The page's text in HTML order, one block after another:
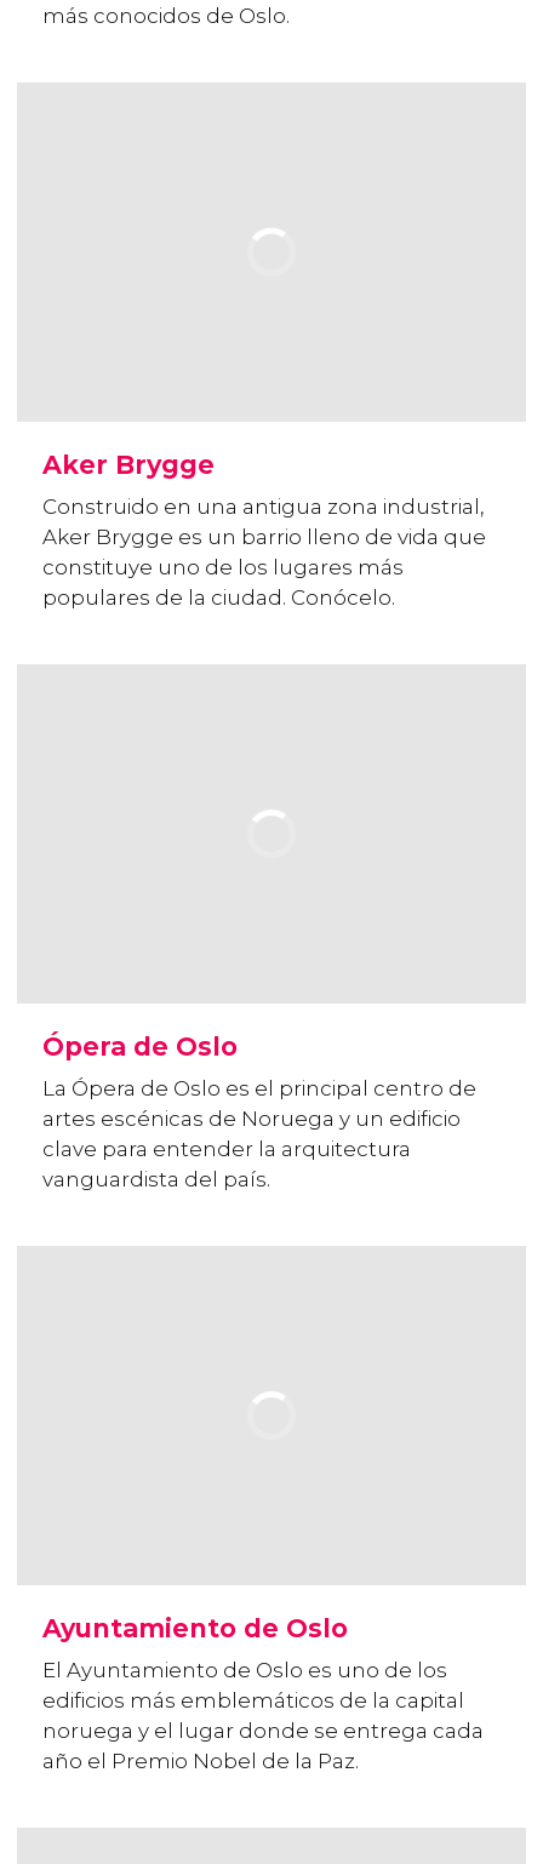
más conocidos de Oslo.
Aker Brygge
Construido en una antigua zona industrial,
Aker Brygge es un barrio lleno de vida que
constituye uno de los lugares más
populares de la ciudad. Conócelo.
Ópera de Oslo
La Ópera de Oslo es el principal centro de
artes escénicas de Noruega y un edificio
clave para entender la arquitectura
vanguardista del país.
Ayuntamiento de Oslo
El Ayuntamiento de Oslo es uno de los
edificios más emblemáticos de la capital
noruega y el lugar donde se entrega cada
año el Premio Nobel de la Paz.